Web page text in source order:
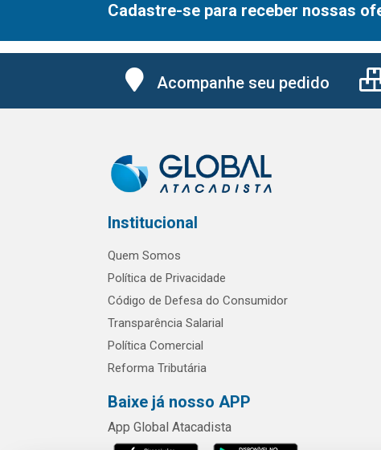
Cadastre-se para receber nossas
Acompanhe seu pedido
Institucional
Quem Somos
Política de Privacidade
Código de Defesa do Consumidor
Transparência Salarial
Política Comercial
Reforma Tributária
Baixe já nosso APP
App Global Atacadista